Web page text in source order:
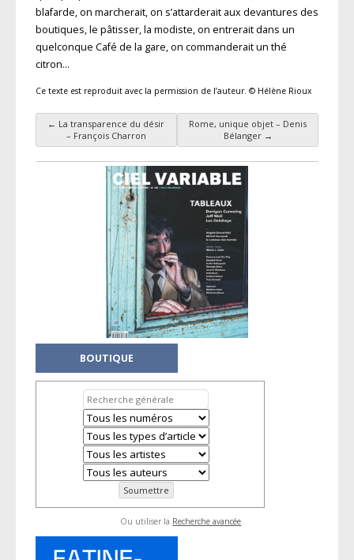
blafarde, on marcherait, on s’attarderait aux devantures des
boutiques, le pâtisser, la modiste, on entrerait dans un
quelconque Café de la gare, on commanderait un thé
citron…
Ce texte est reproduit avec la permission de l’auteur. © Hélène Rioux
Navigation des articles
← La transparence du désir
– François Charron
Rome, unique objet – Denis
Bélanger →
BOUTIQUE
Ou utiliser la Recherche avancée